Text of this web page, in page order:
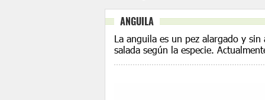
ANGUILA
La anguila es un pez alargado y
salada según la especie.